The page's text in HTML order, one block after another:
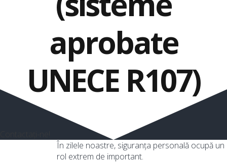
aprobate
UNECE R107)
În zilele noastre, siguranța personală ocupă un
rol extrem de important.